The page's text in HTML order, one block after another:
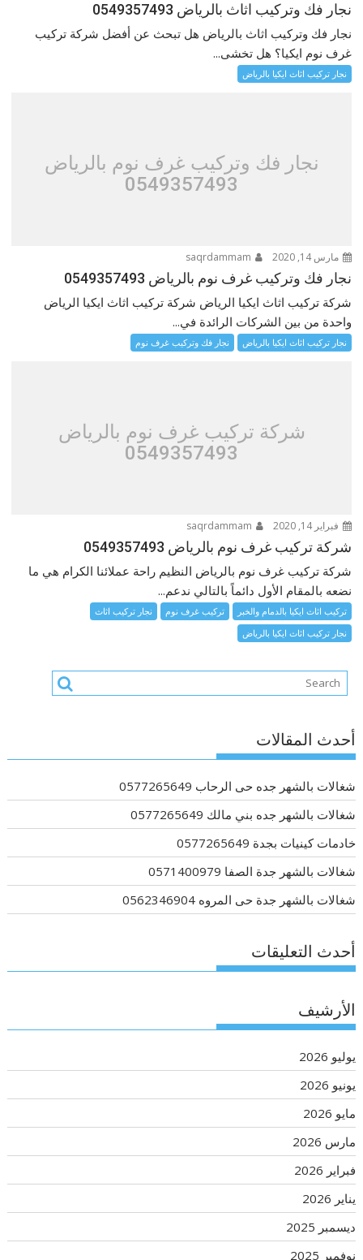
نجار فك وتركيب اثاث بالرياض 0549357493
نجار فك وتركيب اثاث بالرياض هل تبحث عن أفضل شركة تركيب
غرف نوم ايكيا؟ هل تخشى...
نجار تركيب اثاث ايكيا بالرياض
نجار فك وتركيب غرف نوم بالرياض
0549357493
مارس 14, 2020
نجار فك وتركيب غرف نوم بالرياض 0549357493
شركة تركيب اثاث ايكيا الرياض شركة تركيب اثاث ايكيا الرياض
واحدة من بين الشركات الرائدة في...
نجار تركيب اثاث ايكيا بالرياض نجار فك وتركيب غرف نوم
شركة تركيب غرف نوم بالرياض
0549357493
فبراير 14, 2020
شركة تركيب غرف نوم بالرياض 0549357493
شركة تركيب غرف نوم بالرياض النظيم راحة عملائنا الكرام هي ما
نضعه بالمقام الأول دائماً بالتالي ندعم...
تركيب اثاث ايكيا بالدمام والخبر تركيب غرف نوم
نجار تركيب اثاث
نجار تركيب اثاث ايكيا بالرياض
أحدث المقالات
شغالات بالشهر جده حى الرحاب 0577265649
شغالات بالشهر جده بني مالك 0577265649
خادمات كينيات بجدة 0577265649
شغالات بالشهر جدة الصفا 0571400979
شغالات بالشهر جدة حى المروه 0562346904
أحدث التعليقات
الأرشيف
يوليو 2026
يونيو 2026
مايو 2026
مارس 2026
فبراير 2026
يناير 2026
ديسمبر 2025
نوفمبر 2025